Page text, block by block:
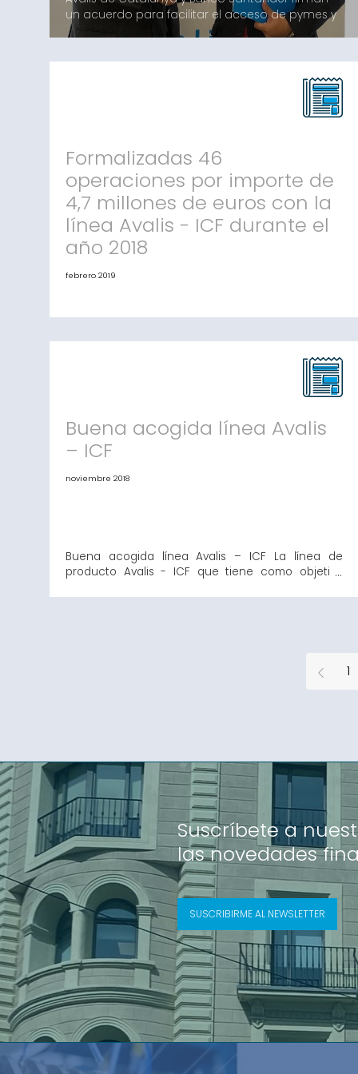
un acuerdo para facilitar el acceso de pymes y
autónomos a operaciones de rentingBarcelona,
Banco Santander han firmado un acuerdo de
colaboración para facilitar el acceso pymes y
arrendamiento y prestación de servicios de
Formalizadas 46
operaciones por importe de
4,7 millones de euros con la
línea Avalis - ICF durante el
año 2018
febrero 2019
millones de euros con la línea Avalis - ICF durante
2018 se han formalizado un total de 46
operaciones por un importe total de 4,7 millones
de euros con la línea Avalis-ICF. El importe medio
Buena acogida línea Avalis
– ICF
noviembre 2018
Buena acogida línea Avalis – ICF La línea de
producto Avalis - ICF que tiene como objetivo
como circulante a favor de pymes y autónomos,
1
Suscríbete a
las novedades
SUSCRIBIRME AL NEWSLETTER